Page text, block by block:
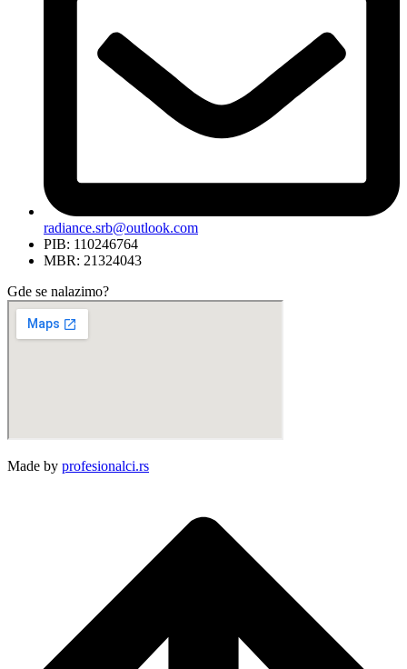
radiance.srb@outlook.com
PIB: 110246764
MBR: 21324043
Gde se nalazimo?
Made by profesionalci.rs